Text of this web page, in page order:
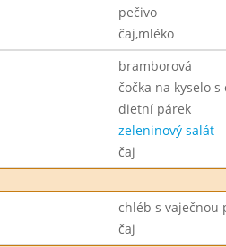
pečivo
čaj,mléko
bramborová
čočka na kyselo
dietní párek
zeleninový salát
čaj
chléb s vaječnou
čaj